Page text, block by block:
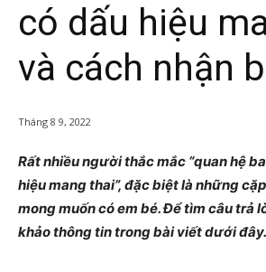
có dấu hiệu
và cách nhận
Tháng 8 9, 2022
Rất nhiều người thắc mắc “quan hệ
hiệu mang thai”, đặc biệt là những
mong muốn có em bé. Để tìm câu trả
khảo thông tin trong bài viết dưới đây.